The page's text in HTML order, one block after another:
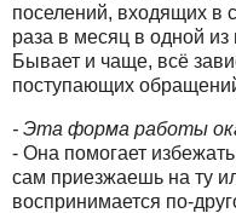
поселений, входящих в
раза в месяц в одной
Бывает и чаще, всё
поступающих
- Эта форма работы
- Она помогает
сам приезжаешь на ту
воспринимается по-